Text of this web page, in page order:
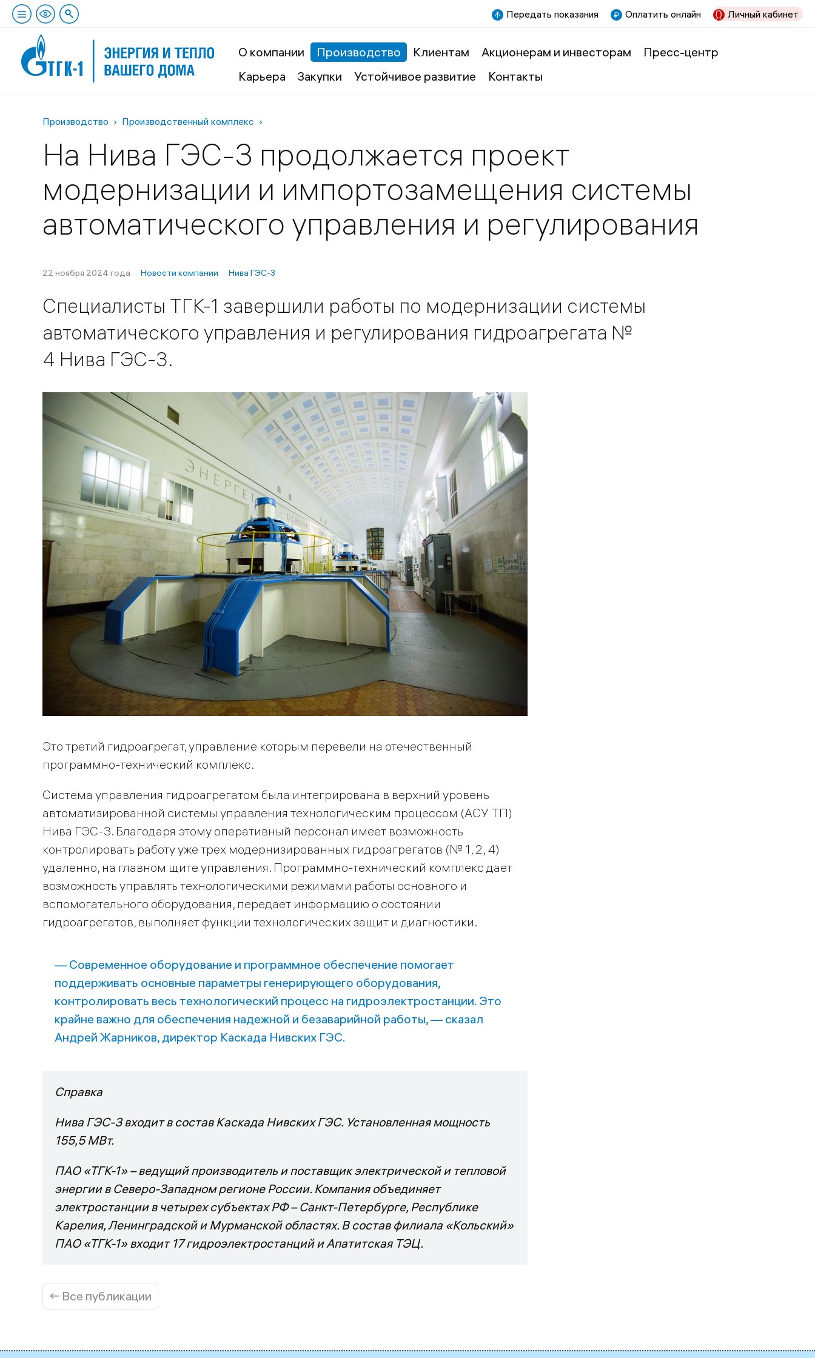
Передать показания Оплатить онлайн Личный кабинет
О компании Производство Клиентам Акционерам и инвесторам
Пресс-центр
Карьера
Закупки Устойчивое развитие Контакты
Производство Производственный комплекс
На Нива ГЭС-3 продолжается проект
модернизации и импортозамещения системы
автоматического управления и регулирования
22 ноября 2024 года Новости компании Нива ГЭС-3
Специалисты ТГК-1 завершили работы по модернизации системы
автоматического управления и регулирования гидроагрегата №
4 Нива ГЭС-3.
Это третий гидроагрегат, управление которым перевели на отечественный
программно-технический комплекс.
Система управления гидроагрегатом была интегрирована в верхний уровень
автоматизированной системы управления технологическим процессом (АСУ ТП)
Нива ГЭС-3. Благодаря этому оперативный персонал имеет возможность
контролировать работу уже трех модернизированных гидроагрегатов (№ 1, 2, 4)
удаленно, на главном щите управления. Программно-технический комплекс дает
возможность управлять технологическими режимами работы основного и
вспомогательного оборудования, передает информацию о состоянии
гидроагрегатов, выполняет функции технологических защит и диагностики.
— Современное оборудование и программное обеспечение помогает
поддерживать основные параметры генерирующего оборудования,
контролировать весь технологический процесс на гидроэлектростанции. Это
крайне важно для обеспечения надежной и безаварийной работы, — сказал
Андрей Жарников, директор Каскада Нивских ГЭС.
Справка
Нива ГЭС-3 входит в состав Каскада Нивских ГЭС. Установленная мощность
155,5 МВт.
ПАО «ТГК-1» – ведущий производитель ипоставщик электрической и тепловой
энергии в Северо-Западном регионе России. Компания объединяет
электростанции в четырех субъектах РФ–Санкт-Петербурге, Республике
Карелия, Ленинградской и Мурманской областях. В состав филиала «Кольский»
ПАО «ТГК-1» входит 17 гидроэлектростанций и Апатитская ТЭЦ.
← Все публикации